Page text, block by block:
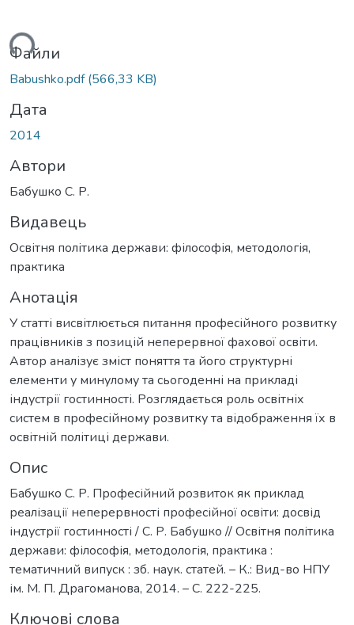
Файли
Babushko.pdf(566,33 KB)
Дата
2014
Автори
Бабушко С. Р.
Видавець
Освітня політика держави: філософія, методологія,
практика
Анотація
У статті висвітлюється питання професійного розвитку
працівників з позицій неперервної фахової освіти.
Автор аналізує зміст поняття та його структурні
елементи у минулому та сьогоденні на прикладі
індустрії гостинності. Розглядається роль освітніх
систем в професійному розвитку та відображення їх в
освітній політиці держави.
Опис
Бабушко С. Р. Професійний розвиток як приклад
реалізації неперервності професійної освіти: досвід
індустрії гостинності / С. Р. Бабушко // Освітня політика
держави: філософія, методологія, практика :
тематичний випуск : зб. наук. статей. – К.: Вид-во НПУ
ім. М. П. Драгоманова, 2014. – С. 222-225.
Ключові слова